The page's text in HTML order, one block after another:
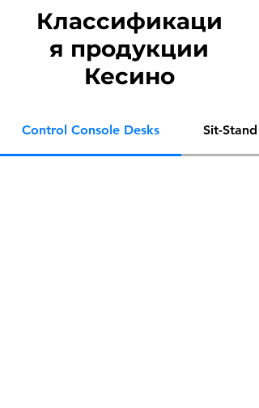
Классификаци
я продукции
Кесино
Control Console Desks Sit-Stand